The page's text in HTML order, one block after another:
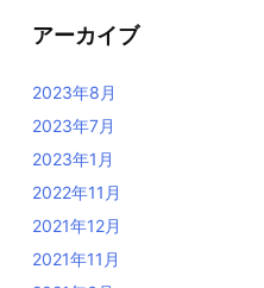
アーカイブ
2023年8月
2023年7月
2023年1月
2022年11月
2021年12月
2021年11月